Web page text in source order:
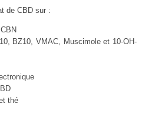
de CBD sur :
BZ10, VMAC, Muscimole et 10-OH-
thé